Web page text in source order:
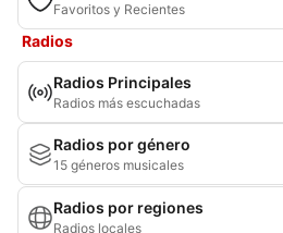
Favoritos y Recientes
Radios
Radios Principales
Radios más escuchadas
Radios por género
15 géneros musicales
Radios por regiones
Radios locales